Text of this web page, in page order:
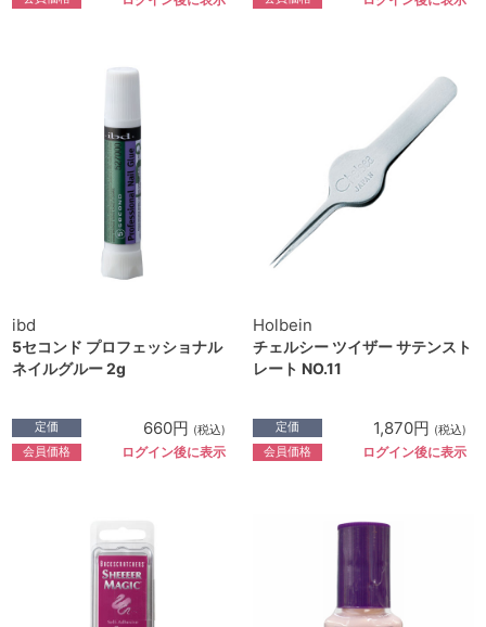
ibd
5セコンド プロフェッショナル
ネイルグルー 2g
定価 660円 (税込)
会員価格 ログイン後に表示
Holbein
チェルシー ツイザー サテンスト
レート NO.11
定価 1,870円 (税込)
会員価格 ログイン後に表示